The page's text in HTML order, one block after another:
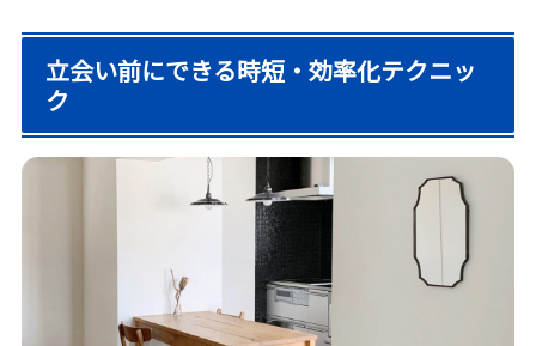
立会い前にできる時短・効率化テクニッ
ク